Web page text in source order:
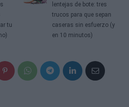
tu
lentejas de bote: tres
trucos para que sepan
caseras sin esfuerzo (y
en 10 minutos)